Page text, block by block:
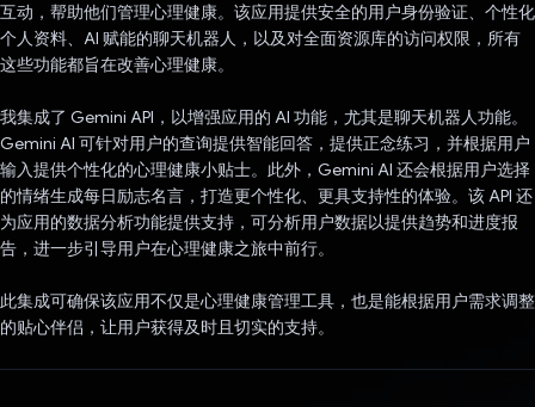
互动，帮助他们管理心理健康。该应用提供安全的用户身份验证、个性化
个人资料、AI 赋能的聊天机器人，以及对全面资源库的访问权限，所有
这些功能都旨在改善心理健康。
我集成了 Gemini API，以增强应用的 AI 功能，尤其是聊天机器人功能。
Gemini AI 可针对用户的查询提供智能回答，提供正念练习，并根据用户
输入提供个性化的心理健康小贴士。此外，Gemini AI 还会根据用户选择
的情绪生成每日励志名言，打造更个性化、更具支持性的体验。该 API 还
为应用的数据分析功能提供支持，可分析用户数据以提供趋势和进度报
告，进一步引导用户在心理健康之旅中前行。
此集成可确保该应用不仅是心理健康管理工具，也是能根据用户需求调整
的贴心伴侣，让用户获得及时且切实的支持。